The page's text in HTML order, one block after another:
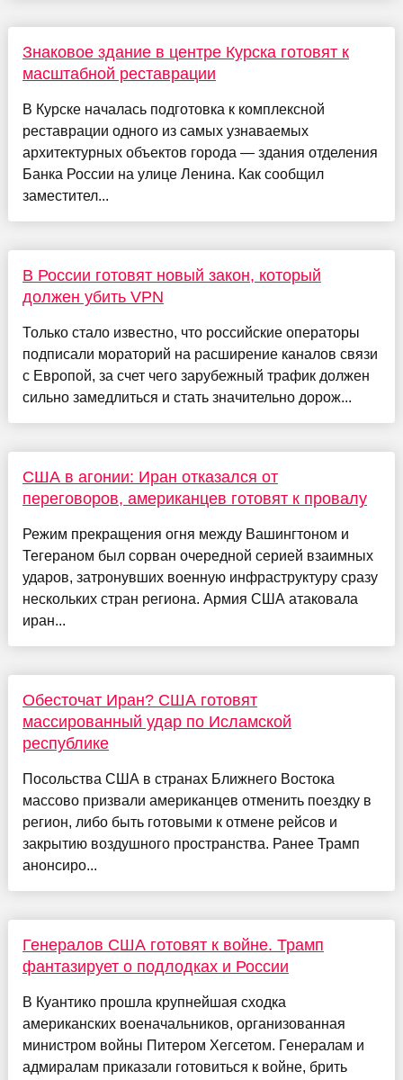
Знаковое здание в центре Курска готовят к
масштабной реставрации
В Курске началась подготовка к комплексной
реставрации одного из самых узнаваемых
архитектурных объектов города — здания отделения
Банка России на улице Ленина. Как сообщил
заместител...
В России готовят новый закон, который
должен убить VPN
Только стало известно, что российские операторы
подписали мораторий на расширение каналов связи
с Европой, за счет чего зарубежный трафик должен
сильно замедлиться и стать значительно дорож...
США в агонии: Иран отказался от
переговоров, американцев готовят к провалу
Режим прекращения огня между Вашингтоном и
Тегераном был сорван очередной серией взаимных
ударов, затронувших военную инфраструктуру сразу
нескольких стран региона. Армия США атаковала
иран...
Обесточат Иран? США готовят
массированный удар по Исламской
республике
Посольства США в странах Ближнего Востока
массово призвали американцев отменить поездку в
регион, либо быть готовыми к отмене рейсов и
закрытию воздушного пространства. Ранее Трамп
анонсиро...
Генералов США готовят к войне. Трамп
фантазирует о подлодках и России
В Куантико прошла крупнейшая сходка
американских военачальников, организованная
министром войны Питером Хегсетом. Генералам и
адмиралам приказали готовиться к войне, брить